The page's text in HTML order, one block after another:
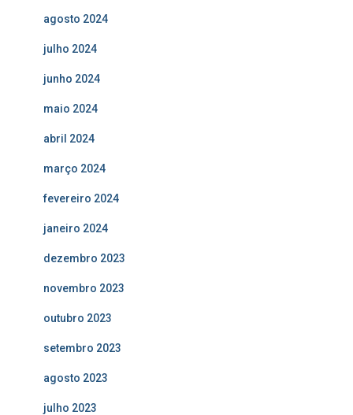
agosto 2024
julho 2024
junho 2024
maio 2024
abril 2024
março 2024
fevereiro 2024
janeiro 2024
dezembro 2023
novembro 2023
outubro 2023
setembro 2023
agosto 2023
julho 2023